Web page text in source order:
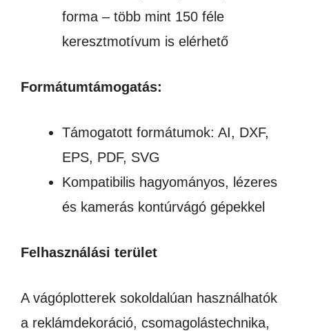
forma – több mint 150 féle
keresztmotívum is elérhető
Formátumtámogatás:
Támogatott formátumok: AI, DXF,
EPS, PDF, SVG
Kompatibilis hagyományos, lézeres
és kamerás kontúrvágó gépekkel
Felhasználási terület
A vágóplotterek sokoldalúan használhatók
a reklámdekoráció, csomagolástechnika,